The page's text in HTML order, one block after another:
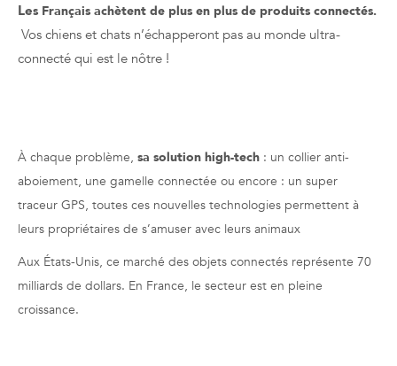
Les Français achètent de plus en plus de produits connectés.
Vos chiens et chats n’échapperont pas au monde ultra-
connecté qui est le nôtre !
À chaque problème, sa solution high-tech : un collier anti-
aboiement, une gamelle connectée ou encore : un super
traceur GPS, toutes ces nouvelles technologies permettent à
leurs propriétaires de s’amuser avec leurs animaux
Aux États-Unis, ce marché des objets connectés représente 70
milliards de dollars. En France, le secteur est en pleine
croissance.